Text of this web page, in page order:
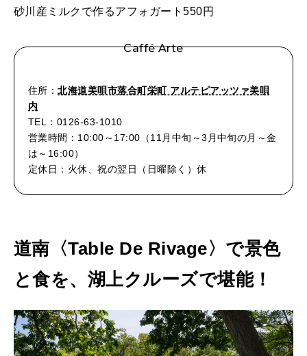
砂川産ミルクで作るアフォガート550円
Caffé Arte
住所：北海道美唄市落合町栄町 アルテピアッツァ美唄
内
TEL：0126-63-1010
営業時間：10:00～17:00（11月中旬～3月中旬の月～金
は～16:00）
定休日：火休、祝の翌日（日曜除く）休
道南〈Table De Rivage〉で景色
と食を、湖上クルーズで堪能！